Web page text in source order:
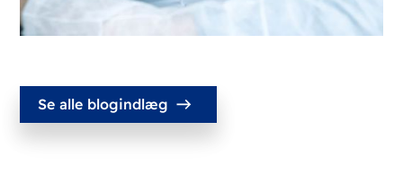
Se alle blogindlæg